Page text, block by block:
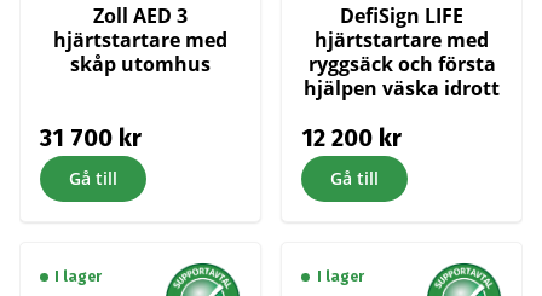
Zoll AED 3
hjärtstartare med
skåp utomhus
31 700 kr
Gå till
DefiSign LIFE
hjärtstartare med
ryggsäck och första
hjälpen väska idrott
12 200 kr
Gå till
I lager I lager